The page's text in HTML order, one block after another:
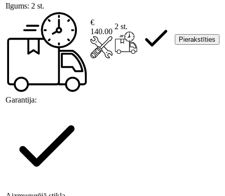
Ilgums: 2 st.
Garantija:
€
140.00
2 st.
Pierakstīties